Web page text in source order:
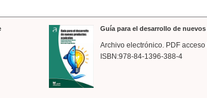
Guía para el desarrollo de
Archivo electrónico. PDF acceso
ISBN:978-84-1396-388-4